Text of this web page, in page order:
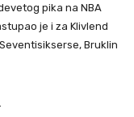
pika na NBA
je i za Klivlend
Bruklin